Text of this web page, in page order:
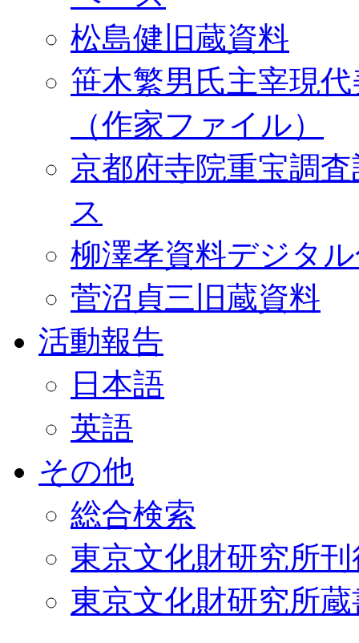
松島健旧蔵資料
笹木繁男氏主宰現
（作家ファイル）
京都府寺院重宝調
ス
柳澤孝資料デジタ
菅沼貞三旧蔵資料
活動報告
日本語
英語
その他
総合検索
東京文化財研究所
東京文化財研究所